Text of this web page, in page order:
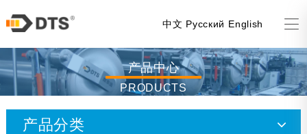
中文 Русский English
产品中心
PRODUCTS
产品分类